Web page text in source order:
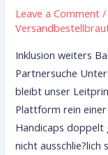
Leave a Comment
Inklusion weiters
Partnersuche
bleibt unser
Plattform rein
Handicaps doppelt
nicht ausschlie?lich
und
unser
Leitprinzip
von
Gleichlaut
Alabama
Dating-